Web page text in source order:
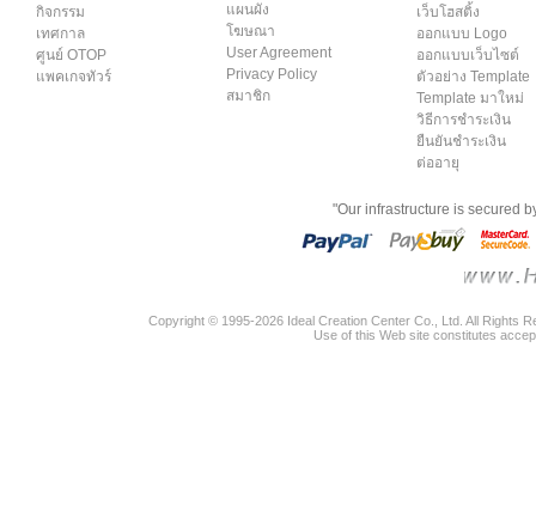
กิจกรรม
เทศกาล
ศูนย์ OTOP
แพคเกจทัวร์
แผนผัง
โฆษณา
User Agreement
Privacy Policy
สมาชิก
เว็บโฮสติ้ง
ออกแบบ Logo
ออกแบบเว็บไซต์
ตัวอย่าง Template
Template มาใหม่
วิธีการชำระเงิน
ยืนยันชำระเงิน
ต่ออายุ
"Our infrastructure is secured
Copyright © 1995-2026 Ideal Creation Center Co., Ltd. All Rights
Use of this Web site constitutes